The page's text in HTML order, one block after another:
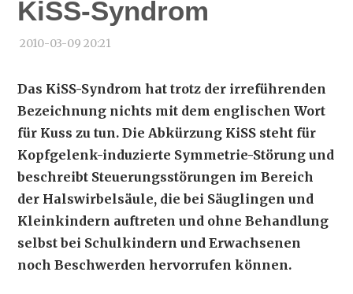
KiSS-Syndrom
2010-03-09 20:21
Das KiSS-Syndrom hat trotz der irreführenden
Bezeichnung nichts mit dem englischen Wort
für Kuss zu tun. Die Abkürzung KiSS steht für
Kopfgelenk-induzierte Symmetrie-Störung und
beschreibt Steuerungsstörungen im Bereich
der Halswirbelsäule, die bei Säuglingen und
Kleinkindern auftreten und ohne Behandlung
selbst bei Schulkindern und Erwachsenen
noch Beschwerden hervorrufen können.